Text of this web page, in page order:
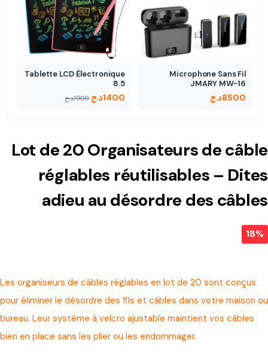
Microphone Sans Fil
JMARY MW-16
8500د.ج
Tablette LCD Électronique
8.5
1400د.ج 1900د.ج
Lot de 20 Organisateurs de câble
réglables réutilisables – Dites
adieu au désordre des câbles
18%
Les organiseurs de câbles réglables en lot de 20 sont conçus
pour éliminer le désordre des fils et câbles dans votre maison ou
bureau. Leur système à velcro ajustable maintient vos câbles
bien en place sans les plier ou les endommager.